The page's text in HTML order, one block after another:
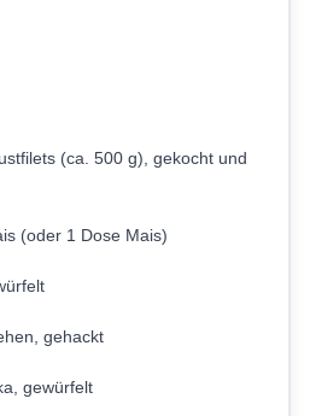
(ca. 500 g), gekocht und
(oder 1 Dose Mais)
gehackt
gewürfelt